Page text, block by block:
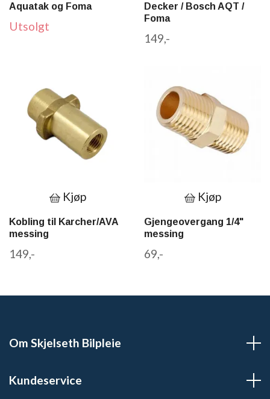
Aquatak og Foma
Utsolgt
Decker / Bosch AQT /
Foma
149,-
Kjøp
Kobling til Karcher/AVA
messing
149,-
Kjøp
Gjengeovergang 1/4"
messing
69,-
Om Skjelseth Bilpleie
Kundeservice